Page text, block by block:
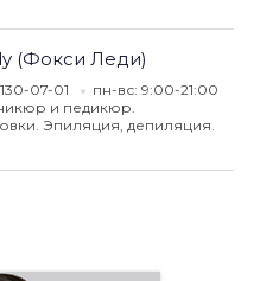
(Фокси Леди)
07-01
пн-вс: 9:00-21:00
и педикюр.
Эпиляция, депиляция.